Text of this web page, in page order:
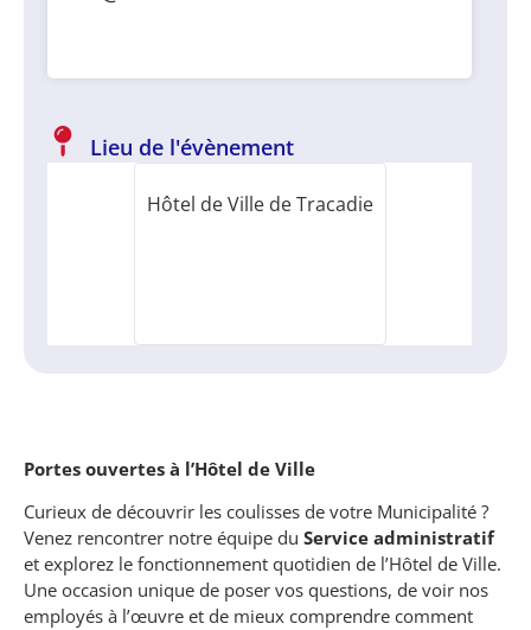
Lieu de l'évènement
Hôtel de Ville de Tracadie
Portes ouvertes à l’Hôtel de Ville
Curieux de découvrir les coulisses de votre Municipalité ?
Venez rencontrer notre équipe du Service administratif
et explorez le fonctionnement quotidien de l’Hôtel de Ville.
Une occasion unique de poser vos questions, de voir nos
employés à l’œuvre et de mieux comprendre comment